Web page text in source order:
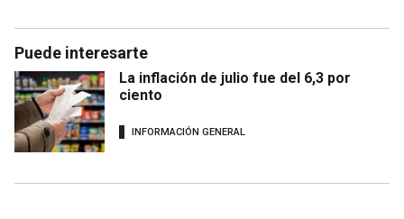
Puede interesarte
La inflación de julio fue del 6,3 por
ciento
INFORMACIÓN GENERAL